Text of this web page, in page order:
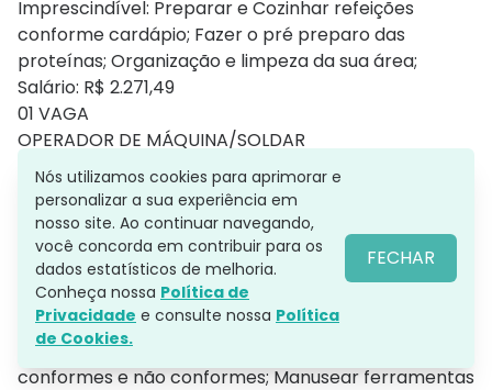
Imprescindível: Preparar e Cozinhar refeições
conforme cardápio; Fazer o pré preparo das
proteínas; Organização e limpeza da sua área;
Salário: R$ 2.271,49
01 VAGA
OPERADOR DE MÁQUINA/SOLDAR
Ensino Médio Completo
Experiência mínima de 06 meses na CTPS
Imprescindível: Auxiliar no processo de produção e
fabricação; Auxiliar na montagem, embalagem,
armazenamento, organização, descarte e
transporte de produtos e ferramentas; Inserir
matéria prima na máquina; Iniciar produção;
Abastecer e alimentar Máquinas; Separar materiais
conformes e não conformes; Manusear ferramentas
Nós utilizamos cookies para aprimorar e
personalizar a sua experiência em
nosso site. Ao continuar navegando,
você concorda em contribuir para os
dados estatísticos de melhoria.
Conheça nossa Política de
Privacidade e consulte nossa Política
de Cookies.
FECHAR